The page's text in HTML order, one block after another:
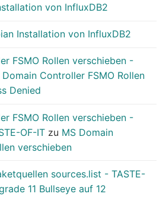
von InfluxDB2
Installation von InfluxDB2
FSMO Rollen verschieben -
Domain Controller FSMO Rollen
Denied
FSMO Rollen verschieben -
OF-IT zu MS Domain
verschieben
sources.list - TASTE-
11 Bullseye auf 12